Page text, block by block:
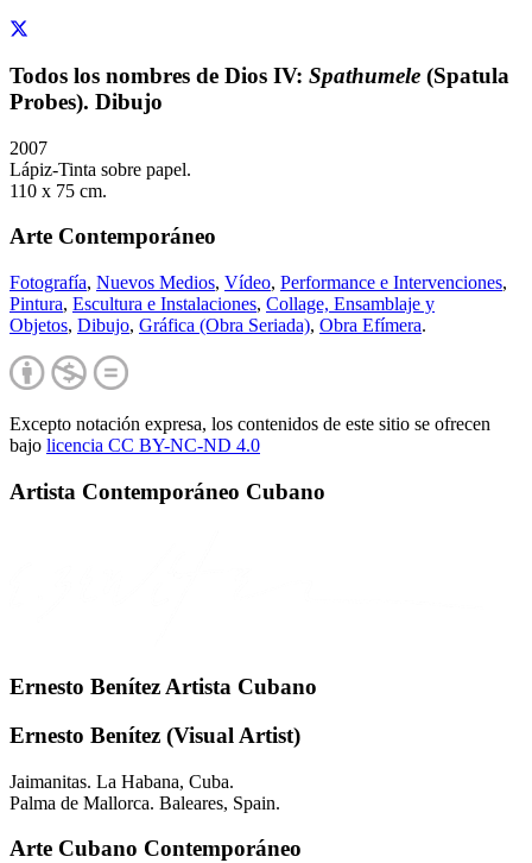
Todos los nombres de Dios IV: Spathumele (Spatula
Probes). Dibujo
2007
Lápiz-Tinta sobre papel.
110 x 75 cm.
Arte Contemporáneo
Fotografía, Nuevos Medios, Vídeo, Performance e Intervenciones,
Pintura, Escultura e Instalaciones, Collage, Ensamblaje y
Objetos, Dibujo, Gráfica (Obra Seriada), Obra Efímera.
Excepto notación expresa, los contenidos de este sitio se ofrecen
bajo licencia CC BY-NC-ND 4.0
Artista Contemporáneo Cubano
Ernesto Benítez Artista Cubano
Ernesto Benítez (Visual Artist)
Jaimanitas. La Habana, Cuba.
Palma de Mallorca. Baleares, Spain.
Arte Cubano Contemporáneo